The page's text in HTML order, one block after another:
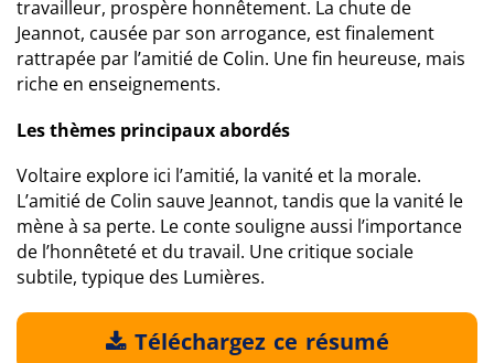
travailleur, prospère honnêtement. La chute de
Jeannot, causée par son arrogance, est finalement
rattrapée par l’amitié de Colin. Une fin heureuse, mais
riche en enseignements.
Les thèmes principaux abordés
Voltaire explore ici l’amitié, la vanité et la morale.
L’amitié de Colin sauve Jeannot, tandis que la vanité le
mène à sa perte. Le conte souligne aussi l’importance
de l’honnêteté et du travail. Une critique sociale
subtile, typique des Lumières.
Téléchargez ce résumé